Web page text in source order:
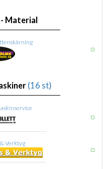
Material
(16 st)
Verktyg